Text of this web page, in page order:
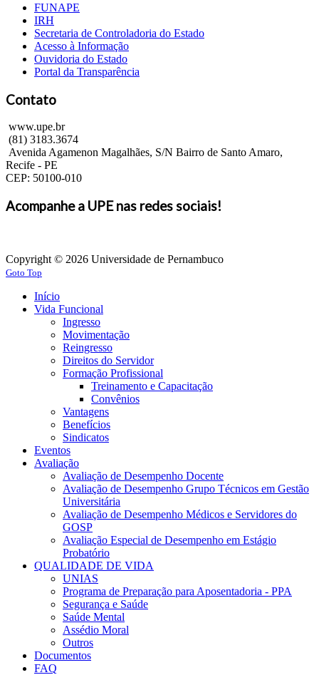
FUNAPE
IRH
Secretaria de Controladoria do Estado
Acesso à Informação
Ouvidoria do Estado
Portal da Transparência
Contato
www.upe.br
(81) 3183.3674
Avenida Agamenon Magalhães, S/N Bairro de Santo Amaro,
Recife - PE
CEP: 50100-010
Acompanhe a UPE nas redes sociais!
Copyright © 2026 Universidade de Pernambuco
Goto Top
Início
Vida Funcional
Ingresso
Movimentação
Reingresso
Direitos do Servidor
Formação Profissional
Treinamento e Capacitação
Convênios
Vantagens
Benefícios
Sindicatos
Eventos
Avaliação
Avaliação de Desempenho Docente
Avaliação de Desempenho Grupo Técnicos em Gestão
Universitária
Avaliação de Desempenho Médicos e Servidores do
GOSP
Avaliação Especial de Desempenho em Estágio
Probatório
QUALIDADE DE VIDA
UNIAS
Programa de Preparação para Aposentadoria - PPA
Segurança e Saúde
Saúde Mental
Assédio Moral
Outros
Documentos
FAQ